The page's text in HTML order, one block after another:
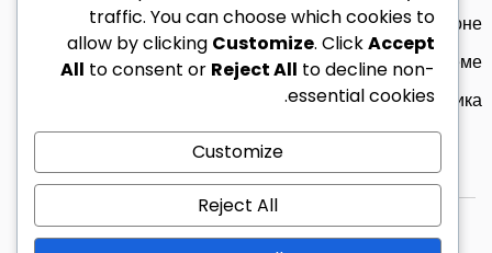
сохранять устойчивость платформы даже на фоне
колебаниях окружающих обстоятельств плюс подъёме
трафика.
© 2026 زين ليبيا كل الحقوق محفوظة.
traffic. You can choose which cookies to
allow by clicking Customize. ClickAccept
All to consent or Reject All to decline non-
essential cookies.
Customize
Reject All